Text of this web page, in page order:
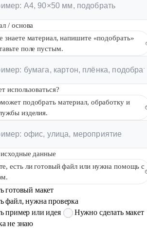
/ основа
знаете материал, напишите «подобрать»
поле пустым.
использоваться?
подобрать материал, обработку и
изделия.
данные
есть ли готовый файл или нужна помощь с
готовый макет
файл, нужна проверка
пример или идея
Нужно сделать макет
не знаю